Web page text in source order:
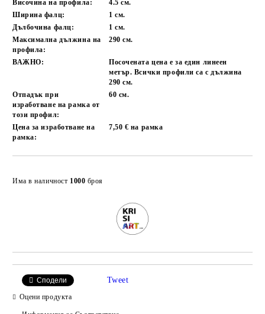
Височина на профила:
4.5 см.
Ширина фалц:
1 см.
Дълбочина фалц:
1 см.
Максимална дължина на
профила:
290 см.
ВАЖНО:
Посочената цена е за един линеен
метър. Всички профили са с дължина
290 см.
Отпадък при
изработване на рамка от
този профил:
60 см.
Цена за изработване на
рамка:
7,50 € на рамка
Има в наличност 1000 броя
Сподели Tweet
Оцени продукта